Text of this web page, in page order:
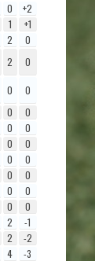
0
+2
1
+1
2
0
2 0
0
0
0
0
0
0
0
0
0
0
0
0
0
0
0
0
2
-1
2
-2
4
-3